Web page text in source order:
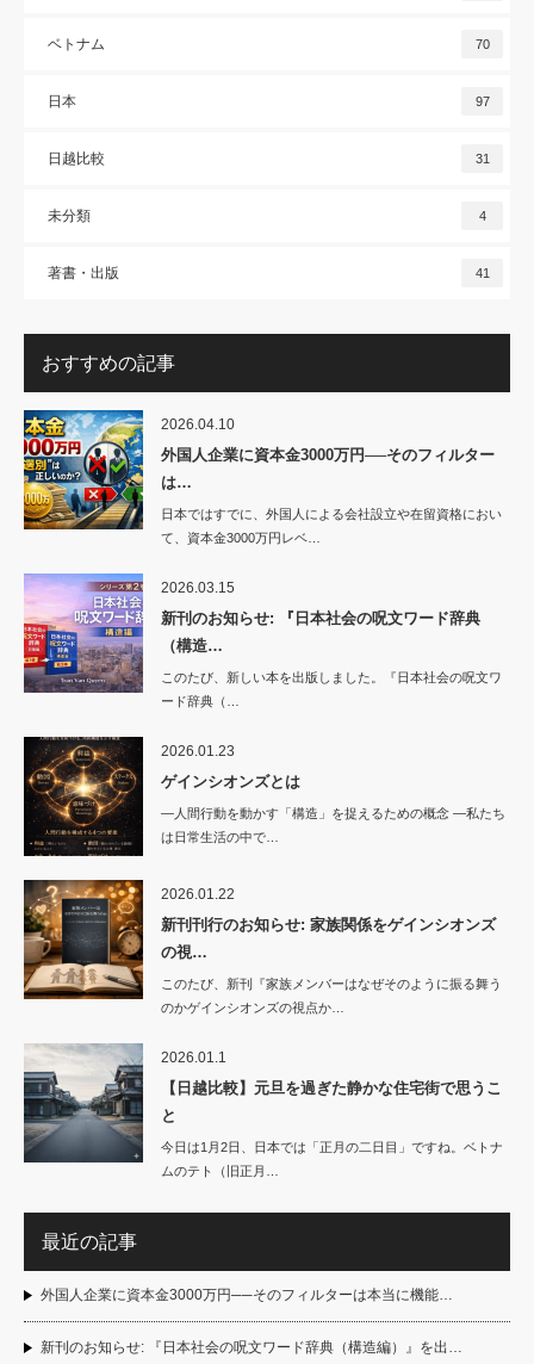
ベトナム 70
日本 97
日越比較 31
未分類 4
著書・出版 41
おすすめの記事
2026.04.10
外国人企業に資本金3000万円──そのフィルター
は…
日本ではすでに、外国人による会社設立や在留資格におい
て、資本金3000万円レベ…
2026.03.15
新刊のお知らせ: 『日本社会の呪文ワード辞典
（構造…
このたび、新しい本を出版しました。『日本社会の呪文ワ
ード辞典（…
2026.01.23
ゲインシオンズとは
―人間行動を動かす「構造」を捉えるための概念 ―私たち
は日常生活の中で…
2026.01.22
新刊刊行のお知らせ: 家族関係をゲインシオンズ
の視…
このたび、新刊『家族メンバーはなぜそのように振る舞う
のかゲインシオンズの視点か…
2026.01.1
【日越比較】元旦を過ぎた静かな住宅街で思うこ
と
今日は1月2日、日本では「正月の二日目」ですね。ベトナ
ムのテト（旧正月…
最近の記事
外国人企業に資本金3000万円──そのフィルターは本当に機能…
新刊のお知らせ: 『日本社会の呪文ワード辞典（構造編）』を出…